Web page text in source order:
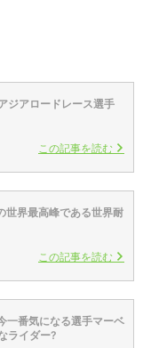
ジアロードレース選手
この記事を読む
世界最高峰である世界耐
この記事を読む
一番気になる選手マーベ
ライダー?